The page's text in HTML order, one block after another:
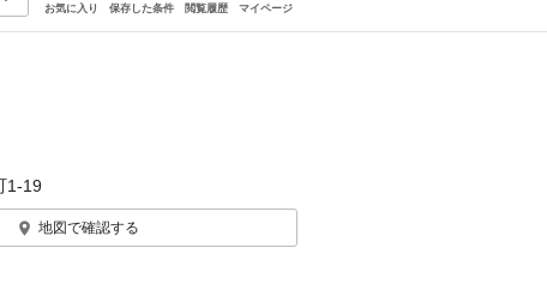
お気に入り 保存した条件 閲覧履歴 マイページ
1-19
地図で確認する